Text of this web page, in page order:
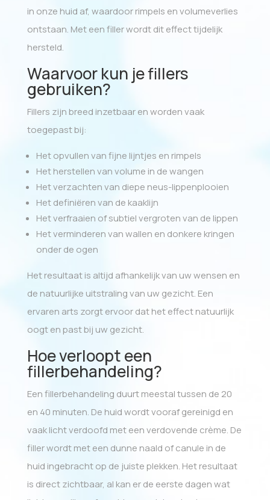
in onze huid af, waardoor rimpels en volumeverlies
ontstaan. Met een filler wordt dit effect tijdelijk
hersteld.
Waarvoor kun je fillers
gebruiken?
Fillers zijn breed inzetbaar en worden vaak
toegepast bij:
Het opvullen van fijne lijntjes en rimpels
Het herstellen van volume in de wangen
Het verzachten van diepe neus-lippenplooien
Het definiëren van de kaaklijn
Het verfraaien of subtiel vergroten van de lippen
Het verminderen van wallen en donkere kringen
onder de ogen
Het resultaat is altijd afhankelijk van uw wensen en
de natuurlijke uitstraling van uw gezicht. Een
ervaren arts zorgt ervoor dat het effect natuurlijk
oogt en past bij uw gezicht.
Hoe verloopt een
fillerbehandeling?
Een fillerbehandeling duurt meestal tussen de 20
en 40 minuten. De huid wordt vooraf gereinigd en
vaak licht verdoofd met een verdovende crème. De
filler wordt met een dunne naald of canule in de
huid ingebracht op de juiste plekken. Het resultaat
is direct zichtbaar, al kan er de eerste dagen wat